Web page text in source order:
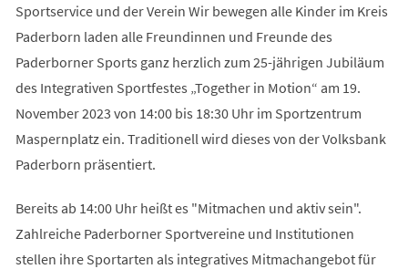
Sportservice und der Verein Wir bewegen alle Kinder im Kreis
Paderborn laden alle Freundinnen und Freunde des
Paderborner Sports ganz herzlich zum 25-jährigen Jubiläum
des Integrativen Sportfestes „Together in Motion“ am 19.
November 2023 von 14:00 bis 18:30 Uhr im Sportzentrum
Maspernplatz ein. Traditionell wird dieses von der Volksbank
Paderborn präsentiert.
Bereits ab 14:00 Uhr heißt es "Mitmachen und aktiv sein".
Zahlreiche Paderborner Sportvereine und Institutionen
stellen ihre Sportarten als integratives Mitmachangebot für